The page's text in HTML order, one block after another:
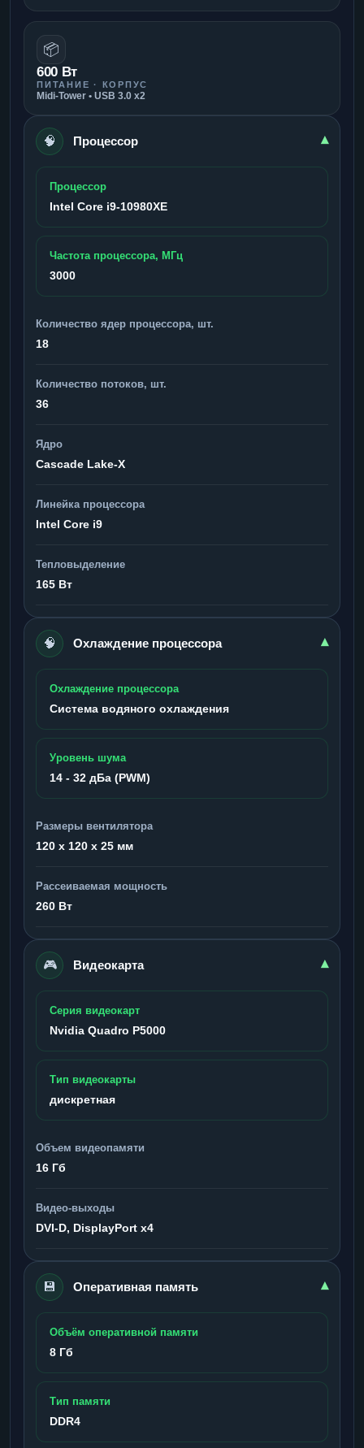
📦
600 Вт
ПИТАНИЕ · КОРПУС
Midi-Tower • USB 3.0 x2
🧠 Процессор ▾
Процессор
Intel Core i9-10980XE
Частота процессора, МГц
3000
Количество ядер процессора, шт.
18
Количество потоков, шт.
36
Ядро
Cascade Lake-X
Линейка процессора
Intel Core i9
Тепловыделение
165 Вт
🧠 Охлаждение процессора ▾
Охлаждение процессора
Система водяного охлаждения
Уровень шума
14 - 32 дБа (PWM)
Размеры вентилятора
120 x 120 x 25 мм
Рассеиваемая мощность
260 Вт
🎮 Видеокарта ▾
Серия видеокарт
Nvidia Quadro P5000
Тип видеокарты
дискретная
Объем видеопамяти
16 Гб
Видео-выходы
DVI-D, DisplayPort x4
💾 Оперативная память ▾
Объём оперативной памяти
8 Гб
Тип памяти
DDR4